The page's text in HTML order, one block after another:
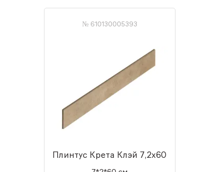
№ 610130005393
Плинтус Крета Клэй 7,2x60